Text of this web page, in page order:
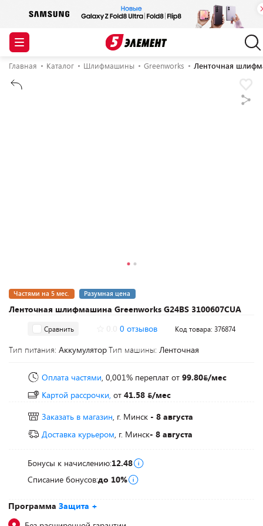
Главная Каталог Шлифмашины Greenworks Ленточная
Ленточная шлифмашина Greenworks G24BS 3100607CUA
Частями на 5 мес. Разумная цена
Программа Защита +
Сравнить 0 отзывов Код товара: 376874
Тип питания: АккумуляторТип машины: Ленточная
Оплата частями, 0,001% переплат от 99.80 /мес
Картой рассрочки, от 41.58
/мес
Заказать в магазин, г. Минск - 8 августа
Доставка курьером, г. Минск- 8 августа
Бонусы к начислению:12.48
Списание бонусов:до 10%